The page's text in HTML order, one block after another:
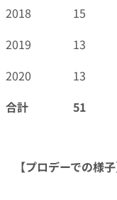
2018
15
2019
13
2020
13
合計
51
【プロデーでの様子